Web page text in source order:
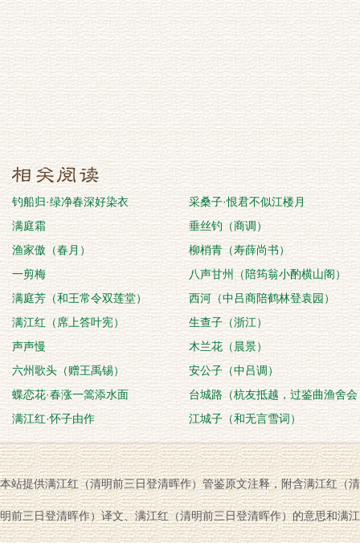
钓船归·绿净春深好染衣
采桑子·恨君不似江楼月
满庭霜
垂丝钓（商调）
渔家傲（春月）
柳梢青（寿薛尚书）
一剪梅
八声甘州（陪筠翁小酌横山阁）
满庭芳（和王常令双莲堂）
西河（中吕商陪鹤林登袁园）
满江红（席上答叶宪）
生查子（浙江）
声声慢
木兰花（晨景）
六州歌头（赠王禹锡）
安公子（中吕调）
蝶恋花·春涨一篙添水面
台城路（杭友抵越，过鉴曲渔舍会
饮）
满江红·怀子由作 江城子（和无言雪词）
本站提供满江红（清明前三日登清晖作）管鉴原文注释，附含满江红（清
明前三日登清晖作）译文、满江红（清明前三日登清晖作）的意思和满江